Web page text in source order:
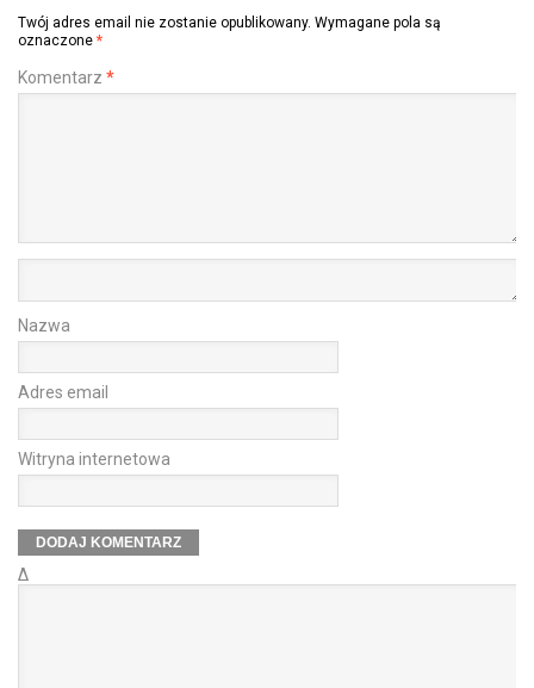
Twój adres email nie zostanie opublikowany. Wymagane pola są
oznaczone *
Komentarz *
Nazwa
Adres email
Witryna internetowa
Δ